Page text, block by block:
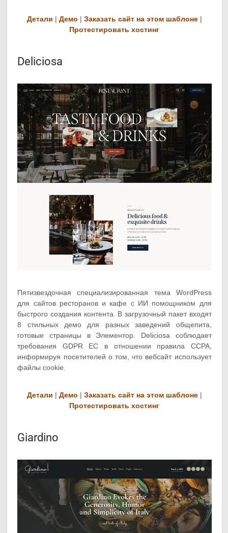
Детали | Демо | Заказать сайт на этом шаблоне|
Протестировать хостинг
Deliciosa
Пятизвездочная специализированная тема WordPress
для сайтов ресторанов и кафе с ИИ помощником для
быстрого создания контента. В загрузочный пакет входят
8 стильных демо для разных заведений общепита,
готовые страницы в Элементор. Deliciosa соблюдает
требования GDPR ЕС в отношении правила CCPA,
информируя посетителей о том, что вебсайт использует
файлы cookie.
Детали | Демо | Заказать сайт на этом шаблоне|
Протестировать хостинг
Giardino